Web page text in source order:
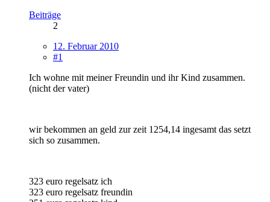
Beiträge
2
12. Februar 2010
#1
Ich wohne mit meiner Freundin und ihr Kind zusammen.
(nicht der vater)
wir bekommen an geld zur zeit 1254,14 ingesamt das setzt
sich so zusammen.
323 euro regelsatz ich
323 euro regelsatz freundin